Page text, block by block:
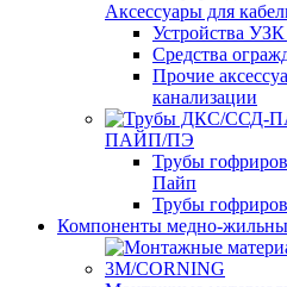
Аксессуары для
Устройства УЗК
Средства
Прочие
канализации
ПАЙП/ПЭ
Трубы
Пайп
Трубы
Компоненты медно-